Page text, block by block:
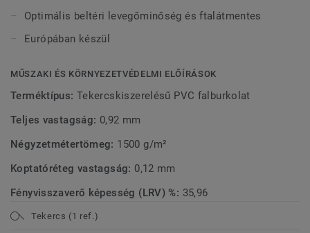
Optimális beltéri levegőminőség és ftalátmentes
Európában készül
MŰSZAKI ÉS KÖRNYEZETVÉDELMI ELŐÍRÁSOK
Terméktípus: Tekercskiszerelésű PVC falburkolat
Teljes vastagság: 0,92 mm
Négyzetmétertömeg: 1500 g/m²
Koptatóréteg vastagság: 0,12 mm
Fényvisszaverő képesség (LRV) %: 35,96
Tekercs (1 ref.)